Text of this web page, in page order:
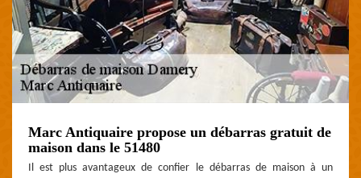
Marc Antiquaire propose un débarras gratuit de
maison dans le 51480
Il est plus avantageux de confier le débarras de maison à un